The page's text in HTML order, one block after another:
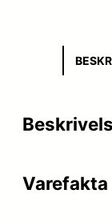
Varefakta